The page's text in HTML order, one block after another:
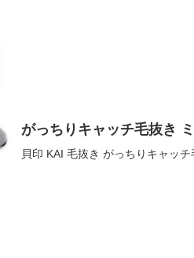
がっちりキャッチ毛抜き
貝印 KAI 毛抜き がっちりキャッ